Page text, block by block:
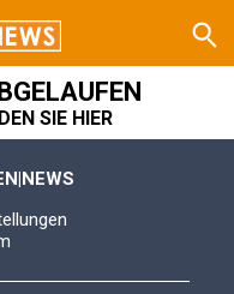
SIE HIER